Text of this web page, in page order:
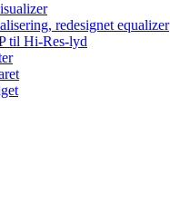
redesignet equalizer
til Hi-Res-lyd